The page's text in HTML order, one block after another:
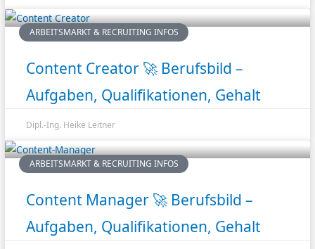
ARBEITSMARKT & RECRUITING INFOS
Content Creator 🚀 Berufsbild –
Aufgaben, Qualifikationen, Gehalt
Dipl.-Ing. Heike Leitner
ARBEITSMARKT & RECRUITING INFOS
Content Manager 🚀 Berufsbild –
Aufgaben, Qualifikationen, Gehalt